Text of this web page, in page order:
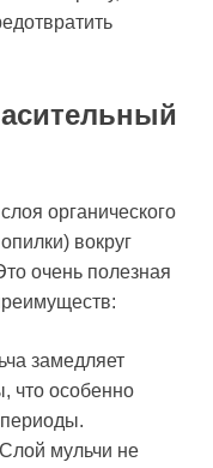
органического
вокруг
очень полезная
замедляет
что особенно
Слой мульчи не